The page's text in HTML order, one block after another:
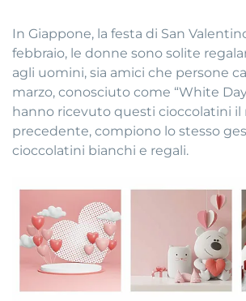
In Giappone, la festa di San
febbraio, le donne sono solite
agli uomini, sia amici che persone
marzo, conosciuto come “White
hanno ricevuto questi cioccolatini il
precedente, compiono lo stesso
cioccolatini bianchi e regali.